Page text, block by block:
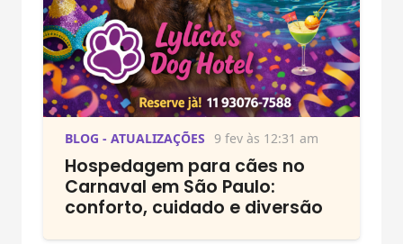
BLOG - ATUALIZAÇÕES 9 fev às 12:31 am
Hospedagem para cães no
Carnaval em São Paulo:
conforto, cuidado e diversão